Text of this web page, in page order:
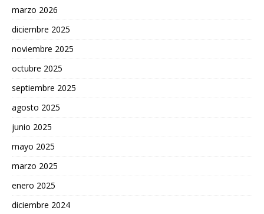
marzo 2026
diciembre 2025
noviembre 2025
octubre 2025
septiembre 2025
agosto 2025
junio 2025
mayo 2025
marzo 2025
enero 2025
diciembre 2024